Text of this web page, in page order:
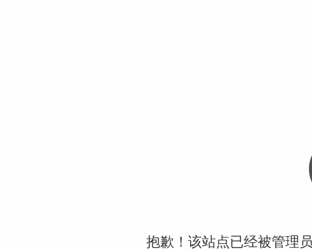
抱歉！该站点已经被管理